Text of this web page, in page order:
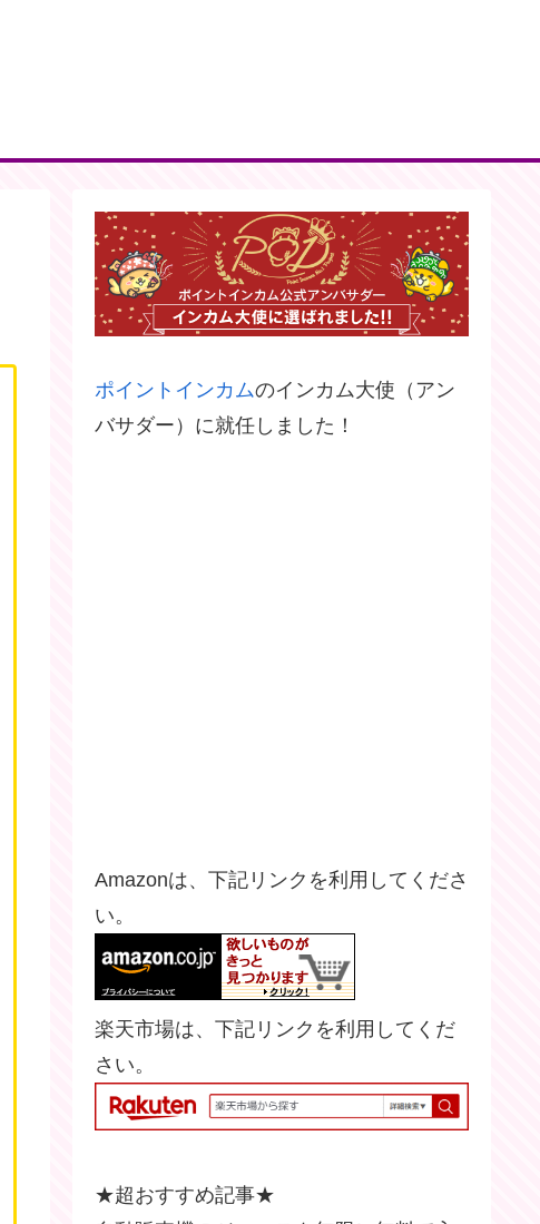
ポイントインカムのインカム大使（アン
バサダー）に就任しました！
Amazonは、下記リンクを利用してくださ
い。
楽天市場は、下記リンクを利用してくだ
さい。
★超おすすめ記事★